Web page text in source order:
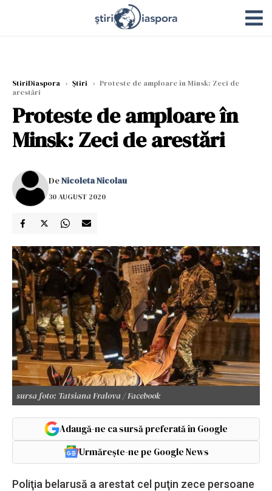
StiriDiaspora › Știri › Proteste de amploare în Minsk: Zeci de
arestări
Proteste de amploare în
Minsk: Zeci de arestări
DeNicoleta Nicolau
30 AUGUST 2020
sursa foto: Tatsiana Fralova / Facebook
Adaugă-ne ca sursă preferată în Google
Urmărește-ne pe Google News
Poliţia belarusă a arestat cel puţin zece persoane